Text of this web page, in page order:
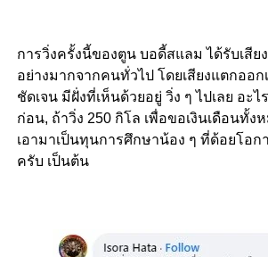
การวิ่งครั้งนี้ของตูน บอดี้สแลม ได้รับเสี
อย่างมากจากคนทั่วไป โดยเสียงแตกออก
ชัดเจน มีฝั่งที่เห็นด้วยอยู่ วิ่ง ๆ ไปเลย อะไ
ก่อน, ถ้าวิ่ง 250 กิโล เพื่อขอเงินเดือนทั้ง
เอามาเป็นทุนการศึกษาน้อง ๆ ที่ด้อยโอก
ครับ เป็นต้น